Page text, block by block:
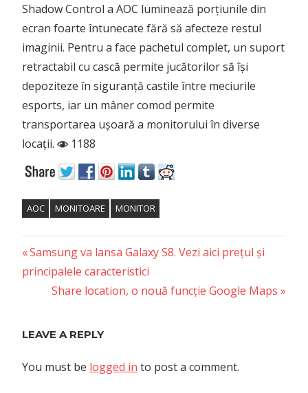
Shadow Control a AOC luminează porțiunile din
ecran foarte întunecate fără să afecteze restul
imaginii. Pentru a face pachetul complet, un suport
retractabil cu cască permite jucătorilor să își
depoziteze în siguranță castile între meciurile
esports, iar un mâner comod permite
transportarea ușoară a monitorului în diverse
locații.
1188
AOC MONITOARE MONITOR
Post
navigation
Previous
Post:
Samsung va lansa Galaxy S8. Vezi aici prețul și
principalele caracteristici
Next
Share location, o nouă funcție Google Maps
LEAVE A REPLY
You must be logged in to post a comment.